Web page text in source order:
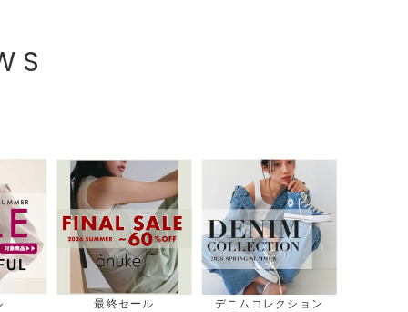
最終セール デニムコレクション